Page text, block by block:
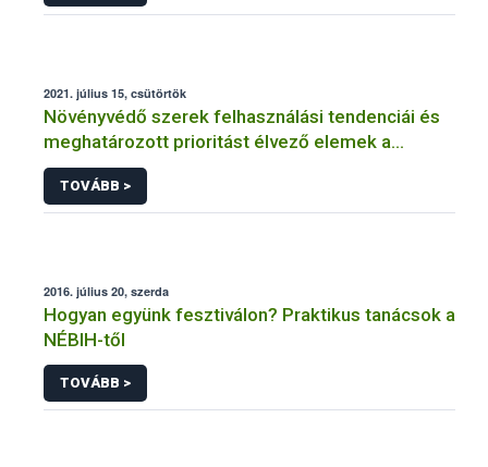
2021. július 15, csütörtök
Növényvédő szerek felhasználási tendenciái és
meghatározott prioritást élvező elemek a
fenntartható növényvédelem érdekében
TOVÁBB >
2016. július 20, szerda
Hogyan együnk fesztiválon? Praktikus tanácsok a
NÉBIH-től
TOVÁBB >